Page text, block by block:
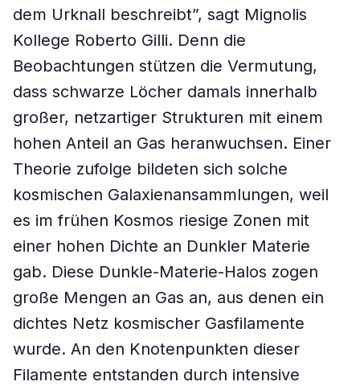
dem Urknall beschreibt”, sagt Mignolis
Kollege Roberto Gilli. Denn die
Beobachtungen stützen die Vermutung,
dass schwarze Löcher damals innerhalb
großer, netzartiger Strukturen mit einem
hohen Anteil an Gas heranwuchsen. Einer
Theorie zufolge bildeten sich solche
kosmischen Galaxienansammlungen, weil
es im frühen Kosmos riesige Zonen mit
einer hohen Dichte an Dunkler Materie
gab. Diese Dunkle-Materie-Halos zogen
große Mengen an Gas an, aus denen ein
dichtes Netz kosmischer Gasfilamente
wurde. An den Knotenpunkten dieser
Filamente entstanden durch intensive